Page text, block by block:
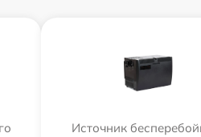
Источник